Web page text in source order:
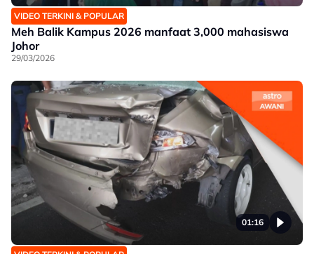
VIDEO TERKINI & POPULAR
Meh Balik Kampus 2026 manfaat 3,000 mahasiswa
Johor
29/03/2026
01:16